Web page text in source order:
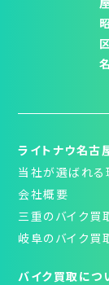
ライトナウ名古
当社が選ばれる
会社概要
三重のバイク買
岐阜のバイク買
バイク買取につ